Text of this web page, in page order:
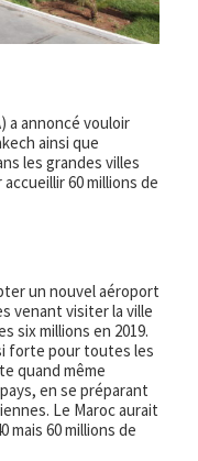
a annoncé vouloir
ainsi que
les grandes villes
60 millions de
un nouvel aéroport
venant visiter la ville
six millions en 2019.
forte pour toutes les
quand même
en se préparant
Le Maroc aurait
mais 60 millions de